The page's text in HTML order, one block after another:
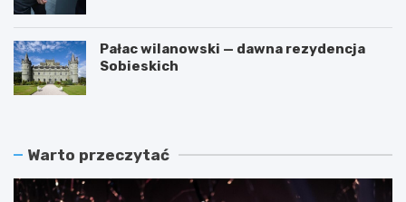
Pałac wilanowski — dawna rezydencja
Sobieskich
Warto przeczytać